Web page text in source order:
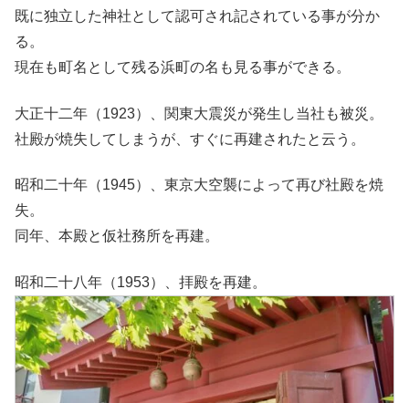
既に独立した神社として認可され記されている事が分か
る。
現在も町名として残る浜町の名も見る事ができる。
大正十二年（1923）、関東大震災が発生し当社も被災。
社殿が焼失してしまうが、すぐに再建されたと云う。
昭和二十年（1945）、東京大空襲によって再び社殿を焼
失。
同年、本殿と仮社務所を再建。
昭和二十八年（1953）、拝殿を再建。